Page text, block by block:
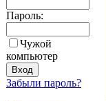
Пароль:
Чужой
компьютер
Забыли пароль?